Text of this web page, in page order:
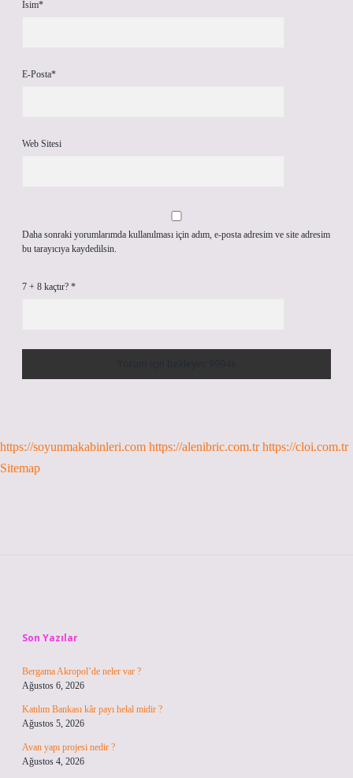
İsim*
E-Posta*
Web Sitesi
Daha sonraki yorumlarımda kullanılması için adım, e-posta adresim ve site adresim
bu tarayıcıya kaydedilsin.
7 + 8 kaçtır? *
https://soyunmakabinleri.com https://alenibric.com.tr https://cloi.com.tr
Sitemap
Son Yazılar
Bergama Akropol’de neler var ?
Ağustos 6, 2026
Katılım Bankası kâr payı helal midir ?
Ağustos 5, 2026
Avan yapı projesi nedir ?
Ağustos 4, 2026